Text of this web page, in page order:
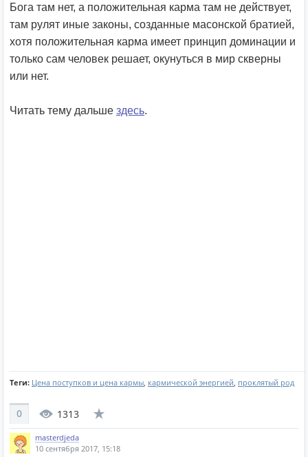
Бога там нет, а положительная карма там не действует,
там рулят иные законы, созданные масонской братией,
хотя положительная карма имеет принцип доминации и
только сам человек решает, окунуться в мир скверны
или нет.
Читать тему дальше здесь.
Теги: Цена поступков и цена кармы кармической энергией проклятый род
0 1313
masterdjeda
10 сентября 2017, 15:18